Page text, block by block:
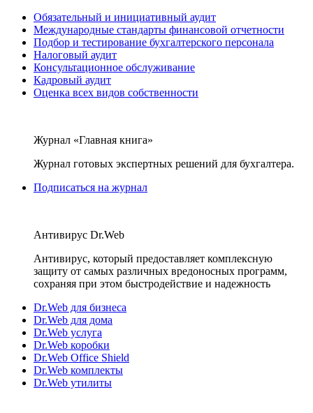
Обязательный и инициативный аудит
Международные стандарты финансовой отчетности
Подбор и тестирование бухгалтерского персонала
Налоговый аудит
Консультационное обслуживание
Кадровый аудит
Оценка всех видов собственности
Журнал «Главная книга»
Журнал готовых экспертных решений для бухгалтера.
Подписаться на журнал
Антивирус Dr.Web
Антивирус, который предоставляет комплексную
защиту от самых различных вредоносных программ,
сохраняя при этом быстродействие и надежность
Dr.Web для бизнеса
Dr.Web для дома
Dr.Web услуга
Dr.Web коробки
Dr.Web Office Shield
Dr.Web комплекты
Dr.Web утилиты